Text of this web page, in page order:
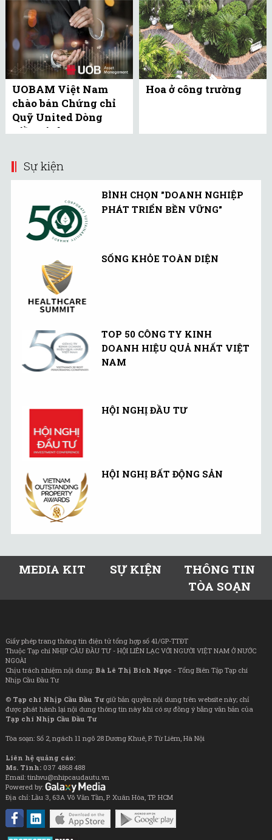
UOBAM Việt Nam
chào bán Chứng chỉ
Quỹ United Dòng
Tiền Linh Hoạt
Hoa ở công trường
Sự kiện
BÌNH CHỌN "DOANH NGHIỆP
PHÁT TRIỂN BỀN VỮNG"
SỐNG KHỎE TOÀN DIỆN
TOP 50 CÔNG TY KINH
DOANH HIỆU QUẢ NHẤT VIỆT
NAM
HỘI NGHỊ ĐẦU TƯ
HỘI NGHỊ BẤT ĐỘNG SẢN
MEDIA KIT SỰ KIỆN
THÔNG TIN
TÒA SOẠN
Giấy phép trang thông tin điện tử tổng hợp số 41/GP-TTĐT
Thuộc Tạp chí NHỊP CẦU ĐẦU TƯ - HỘI LIÊN LẠC VỚI NGƯỜI VIỆT NAM Ở NƯỚC
NGOÀI
Chịu trách nhiệm nội dung: Bà Lê Thị Bích Ngọc - Tổng Biên Tập Tạp chí
Nhịp Cầu Đầu Tư
© Tạp chí Nhịp Cầu Đầu Tưgiữ bản quyền nội dung trên website này; chỉ
được phát hành lại nội dung thông tin này khi có sự đồng ý bằng văn bản của
Tạp chí Nhịp Cầu Đầu Tư
Tòa soạn: Số 2, ngách 11 ngõ 28 Dương Khuê, P. Từ Liêm, Hà Nội
Liên hệ quảng cáo:
Ms. Tình: 037 4868 488
Email: tinhvu@nhipcaudautu.vn
Powered by:
Địa chỉ: Lầu 3, 63A Võ Văn Tần, P. Xuân Hòa, TP. HCM